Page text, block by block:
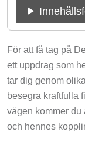
För att få tag på
ett uppdrag som
tar dig genom
besegra kraftfulla
vägen kommer du
och hennes